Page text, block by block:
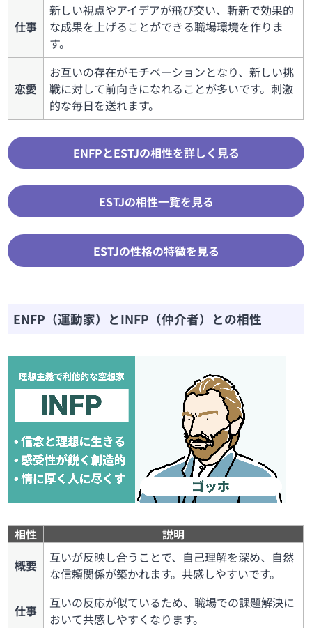
仕事
新しい視点やアイデアが飛び交い、斬新で効果的
な成果を上げることができる職場環境を作りま
す。
恋愛
お互いの存在がモチベーションとなり、新しい挑
戦に対して前向きになれることが多いです。刺激
的な毎日を送れます。
ENFPとESTJの相性を詳しく見る
ESTJの相性一覧を見る
ESTJの性格の特徴を見る
ENFP（運動家）とINFP（仲介者）との相性
相性
説明
概要
互いが反映し合うことで、自己理解を深め、自然
な信頼関係が築かれます。共感しやすいです。
仕事
互いの反応が似ているため、職場での課題解決に
おいて共感しやすくなります。